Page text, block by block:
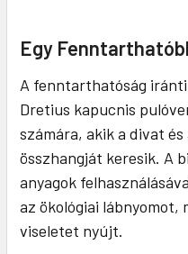
Egy
A fenntarthatóság
Dretius kapucnis
számára, akik a divat
összhangját keresik. A
anyagok
az ökológiai lábnyomot,
viseletet nyújt.